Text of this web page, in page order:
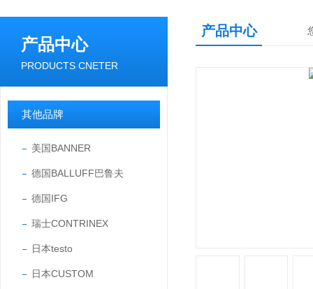
产品中心
PRODUCTS CNETER
其他品牌
美国BANNER
德国BALLUFF巴鲁夫
德国IFG
瑞士CONTRINEX
日本testo
日本CUSTOM
产品中心